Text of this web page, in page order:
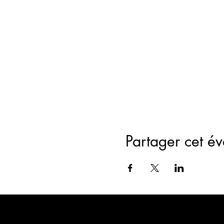
Partager cet